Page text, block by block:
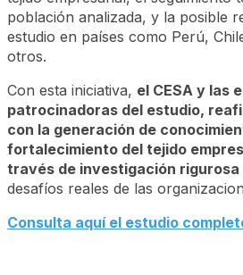
población analizada, y la posible
estudio en países como Perú,
otros.
Con esta iniciativa, el CESA y las
patrocinadoras del estudio,
con la generación de
fortalecimiento del tejido
través de investigación
desafíos reales de las
Consulta aquí el estudio